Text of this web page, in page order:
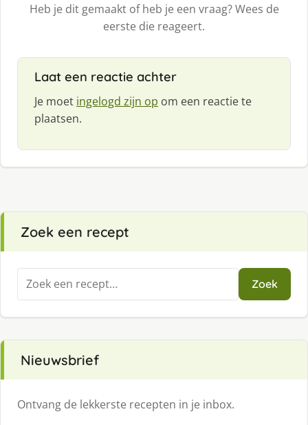
Heb je dit gemaakt of heb je een vraag? Wees de
eerste die reageert.
Laat een reactie achter
Je moet ingelogd zijn op om een reactie te
plaatsen.
Zoek een recept
Zoeken
naar:
Zoek
Nieuwsbrief
Ontvang de lekkerste recepten in je inbox.